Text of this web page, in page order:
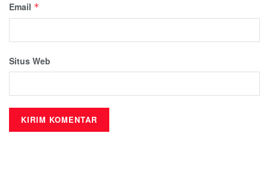
Email *
Situs Web